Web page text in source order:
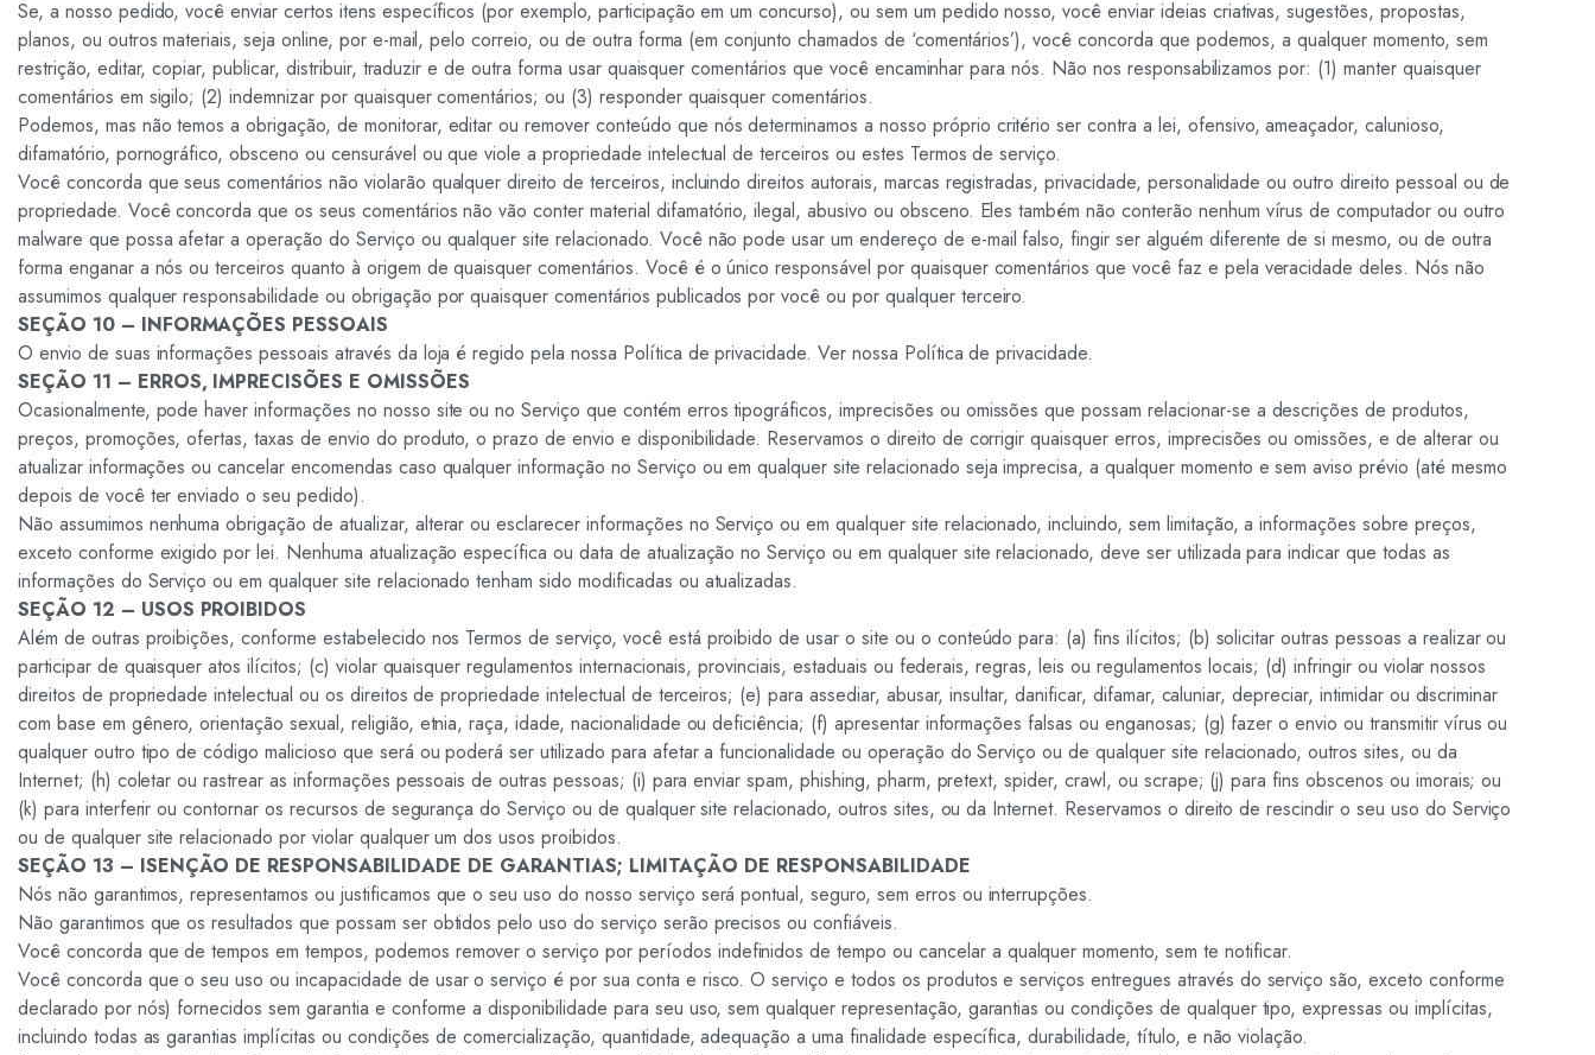
Se, a nosso pedido, você enviar certos itens específicos (por exemplo, participação em um concurso), ou sem um pedido nosso, você enviar ideias criativas, sugestões, propostas,
planos, ou outros materiais, seja online, por e-mail, pelo correio, ou de outra forma (em conjunto chamados de ‘comentários’), você concorda que podemos, a qualquer momento, sem
restrição, editar, copiar, publicar, distribuir, traduzir e de outra forma usar quaisquer comentários que você encaminhar para nós. Não nos responsabilizamos por: (1) manter quaisquer
comentários em sigilo; (2) indemnizar por quaisquer comentários; ou (3) responder quaisquer comentários.
Podemos, mas não temos a obrigação, de monitorar, editar ou remover conteúdo que nós determinamos a nosso próprio critério ser contra a lei, ofensivo, ameaçador, calunioso,
difamatório, pornográfico, obsceno ou censurável ou que viole a propriedade intelectual de terceiros ou estes Termos de serviço.
Você concorda que seus comentários não violarão qualquer direito de terceiros, incluindo direitos autorais, marcas registradas, privacidade, personalidade ou outro direito pessoal ou de
propriedade. Você concorda que os seus comentários não vão conter material difamatório, ilegal, abusivo ou obsceno. Eles também não conterão nenhum vírus de computador ou outro
malware que possa afetar a operação do Serviço ou qualquer site relacionado. Você não pode usar um endereço de e-mail falso, fingir ser alguém diferente de si mesmo, ou de outra
forma enganar a nós ou terceiros quanto à origem de quaisquer comentários. Você é o único responsável por quaisquer comentários que você faz e pela veracidade deles. Nós não
assumimos qualquer responsabilidade ou obrigação por quaisquer comentários publicados por você ou por qualquer terceiro.
SEÇÃO 10 – INFORMAÇÕES PESSOAIS
O envio de suas informações pessoais através da loja é regido pela nossa Política de privacidade. Ver nossa Política de privacidade.
SEÇÃO 11 – ERROS, IMPRECISÕES E OMISSÕES
Ocasionalmente, pode haver informações no nosso site ou no Serviço que contém erros tipográficos, imprecisões ou omissões que possam relacionar-se a descrições de produtos,
preços, promoções, ofertas, taxas de envio do produto, o prazo de envio e disponibilidade. Reservamos o direito de corrigir quaisquer erros, imprecisões ou omissões, e de alterar ou
atualizar informações ou cancelar encomendas caso qualquer informação no Serviço ou em qualquer site relacionado seja imprecisa, a qualquer momento e sem aviso prévio (até mesmo
depois de você ter enviado o seu pedido).
Não assumimos nenhuma obrigação de atualizar, alterar ou esclarecer informações no Serviço ou em qualquer site relacionado, incluindo, sem limitação, a informações sobre preços,
exceto conforme exigido por lei. Nenhuma atualização específica ou data de atualização no Serviço ou em qualquer site relacionado, deve ser utilizada para indicar que todas as
informações do Serviço ou em qualquer site relacionado tenham sido modificadas ou atualizadas.
SEÇÃO 12 – USOS PROIBIDOS
Além de outras proibições, conforme estabelecido nos Termos de serviço, você está proibido de usar o site ou o conteúdo para: (a) fins ilícitos; (b) solicitar outras pessoas a realizar ou
participar de quaisquer atos ilícitos; (c) violar quaisquer regulamentos internacionais, provinciais, estaduais ou federais, regras, leis ou regulamentos locais; (d) infringir ou violar nossos
direitos de propriedade intelectual ou os direitos de propriedade intelectual de terceiros; (e) para assediar, abusar, insultar, danificar, difamar, caluniar, depreciar, intimidar ou discriminar
com base em gênero, orientação sexual, religião, etnia, raça, idade, nacionalidade ou deficiência; (f) apresentar informações falsas ou enganosas; (g) fazer o envio ou transmitir vírus ou
qualquer outro tipo de código malicioso que será ou poderá ser utilizado para afetar a funcionalidade ou operação do Serviço ou de qualquer site relacionado, outros sites, ou da
Internet; (h) coletar ou rastrear as informações pessoais de outras pessoas; (i) para enviar spam, phishing, pharm, pretext, spider, crawl, ou scrape; (j) para fins obscenos ou imorais; ou
(k) para interferir ou contornar os recursos de segurança do Serviço ou de qualquer site relacionado, outros sites, ou da Internet. Reservamos o direito de rescindir o seu uso do Serviço
ou de qualquer site relacionado por violar qualquer um dos usos proibidos.
SEÇÃO 13 – ISENÇÃO DE RESPONSABILIDADE DE GARANTIAS; LIMITAÇÃO DE RESPONSABILIDADE
Nós não garantimos, representamos ou justificamos que o seu uso do nosso serviço será pontual, seguro, sem erros ou interrupções.
Não garantimos que os resultados que possam ser obtidos pelo uso do serviço serão precisos ou confiáveis.
Você concorda que de tempos em tempos, podemos remover o serviço por períodos indefinidos de tempo ou cancelar a qualquer momento, sem te notificar.
Você concorda que o seu uso ou incapacidade de usar o serviço é por sua conta e risco. O serviço e todos os produtos e serviços entregues através do serviço são, exceto conforme
declarado por nós) fornecidos sem garantia e conforme a disponibilidade para seu uso, sem qualquer representação, garantias ou condições de qualquer tipo, expressas ou implícitas,
incluindo todas as garantias implícitas ou condições de comercialização, quantidade, adequação a uma finalidade específica, durabilidade, título, e não violação.